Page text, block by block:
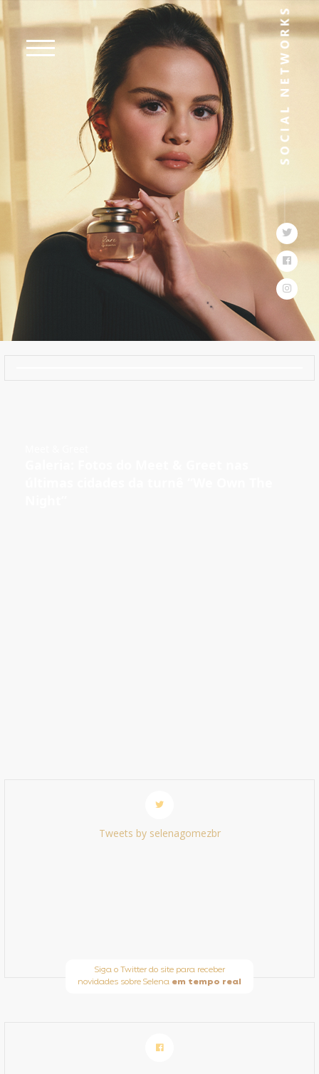
Tweets by selenagomezbr
Siga o Twitter do site para receber
novidades sobre Selena em tempo real